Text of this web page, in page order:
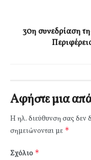
30η συνεδρίαση
Αφήστε μια
Η ηλ. διεύθυνση σας δεν
σημειώνονται με *
Σχόλιο *